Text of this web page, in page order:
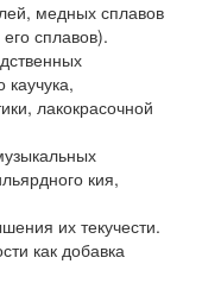
медных сплавов
сплавов).
каучука,
лакокрасочной
кия,
их текучести.
как добавка